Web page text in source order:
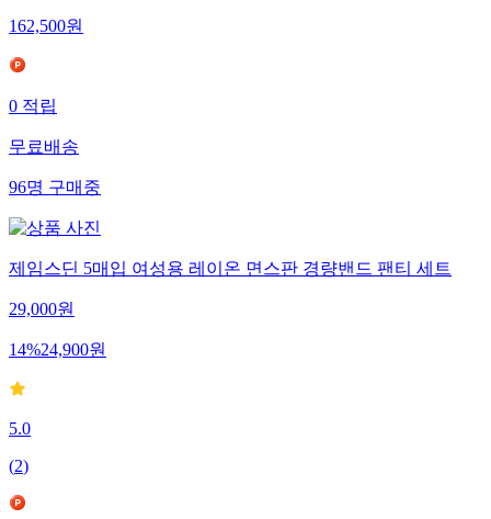
162,500원
0적립
무료배송
96명구매중
제임스딘 5매입 여성용 레이온 면스판 경량밴드 팬티 세트
29,000원
14%24,900원
5.0
(2)